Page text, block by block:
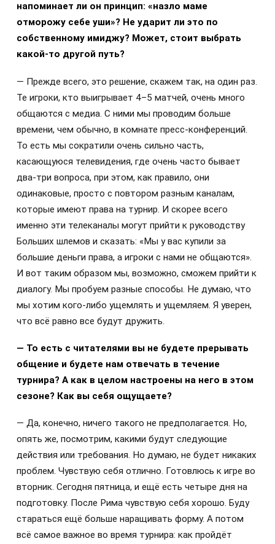
напоминает ли он принцип: «назло маме
отморожу себе уши»? Не ударит ли это по
собственному имиджу? Может, стоит выбрать
какой-то другой путь?
— Прежде всего, это решение, скажем так, на один раз.
Те игроки, кто выигрывает 4–5 матчей, очень много
общаются с медиа. С ними мы проводим больше
времени, чем обычно, в комнате пресс-конференций.
То есть мы сократили очень сильно часть,
касающуюся телевидения, где очень часто бывает
два-три вопроса, при этом, как правило, они
одинаковые, просто с повтором разным каналам,
которые имеют права на турнир. И скорее всего
именно эти телеканалы могут прийти к руководству
Больших шлемов и сказать: «Мы у вас купили за
большие деньги права, а игроки с нами не общаются».
И вот таким образом мы, возможно, сможем прийти к
диалогу. Мы пробуем разные способы. Не думаю, что
мы хотим кого-либо ущемлять и ущемляем. Я уверен,
что всё равно все будут дружить.
— То есть с читателями вы не будете прерывать
общение и будете нам отвечать в течение
турнира? А как в целом настроены на него в этом
сезоне? Как вы себя ощущаете?
— Да, конечно, ничего такого не предполагается. Но,
опять же, посмотрим, какими будут следующие
действия или требования. Но думаю, не будет никаких
проблем. Чувствую себя отлично. Готовлюсь к игре во
вторник. Сегодня пятница, и ещё есть четыре дня на
подготовку. После Рима чувствую себя хорошо. Буду
стараться ещё больше наращивать форму. А потом
всё самое важное во время турнира: как пройдёт